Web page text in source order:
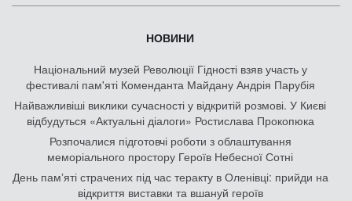
НОВИНИ
Національний музей Революції Гідності взяв участь у
фестивалі пам'яті Коменданта Майдану Андрія Парубія
Найважливіші виклики сучасності у відкритій розмові. У Києві
відбудуться «Актуальні діалоги» Ростислава Прокопюка
Розпочалися підготовчі роботи з облаштування
меморіального простору Героїв Небесної Сотні
День памʼяті страчених під час теракту в Оленівці: прийди на
відкриття виставки та вшануй героїв